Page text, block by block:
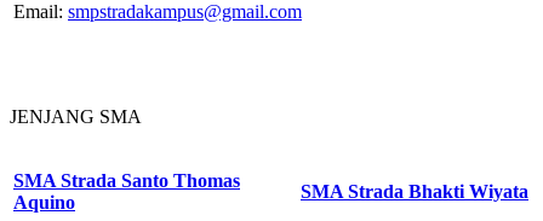
Email: smpstradakampus@gmail.com
JENJANG SMA
SMA Strada Santo Thomas
Aquino
SMA Strada Bhakti Wiyata